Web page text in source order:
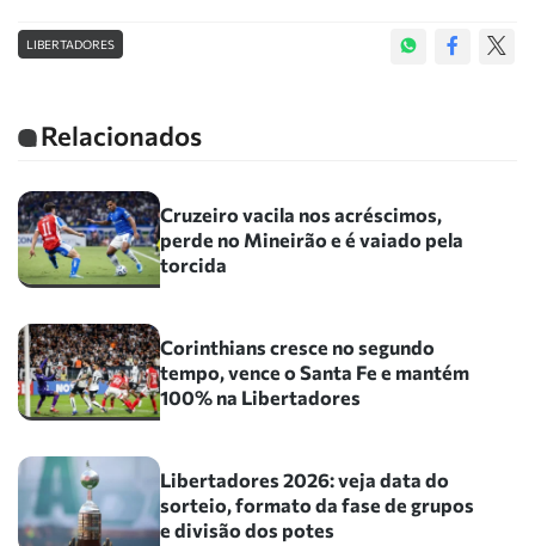
LIBERTADORES
Relacionados
Cruzeiro vacila nos acréscimos,
perde no Mineirão e é vaiado pela
torcida
Corinthians cresce no segundo
tempo, vence o Santa Fe e mantém
100% na Libertadores
Libertadores 2026: veja data do
sorteio, formato da fase de grupos
e divisão dos potes